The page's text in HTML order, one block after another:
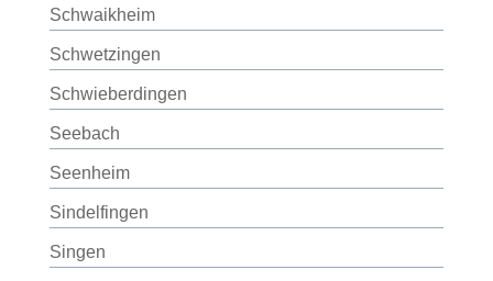
Schwaikheim
Schwetzingen
Schwieberdingen
Seebach
Seenheim
Sindelfingen
Singen